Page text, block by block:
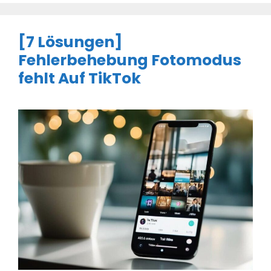
[7 Lösungen]
Fehlerbehebung Fotomodus
fehlt Auf TikTok